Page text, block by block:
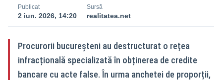
Publicat
2 iun. 2026, 14:20
Sursă
realitatea.net
Procurorii bucureșteni au destructurat o rețea
infracțională specializată în obținerea de credite
bancare cu acte false. În urma anchetei de proporții,